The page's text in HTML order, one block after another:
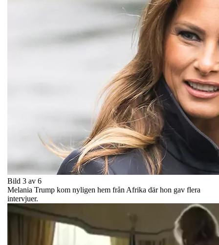
Bild 3 av 6
Melania Trump kom nyligen hem från Afrika där hon gav flera
intervjuer.